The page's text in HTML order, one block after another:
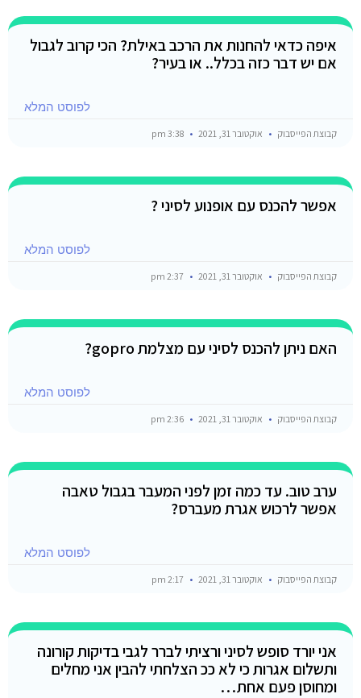
איפה כדאי להחנות את הרכב באילת? הכי קרוב לגבול
אם יש דבר כזה בכלל.. או בעיר?
לפוסט המלא
קבוצת הפייסבוק אוקטובר 31, 2021
אפשר להכנס עם אופנוע לסיני ?
לפוסט המלא
קבוצת הפייסבוק אוקטובר 31, 2021
האם ניתן להכנס לסיני עם מצלמת gopro?
לפוסט המלא
קבוצת הפייסבוק אוקטובר 31, 2021
ערב טוב. עד כמה זמן לפני המעבר בגבול טאבה
אפשר לרכוש אגרת מעברס?
לפוסט המלא
קבוצת הפייסבוק אוקטובר 31, 2021
אני יורד סופש לסיני ורציתי לברר לגבי בדיקות קורונה
ותשלום אגרות כי לא ככ הצלחתי להבין אני מחלים
ומחוסן פעם אחת…